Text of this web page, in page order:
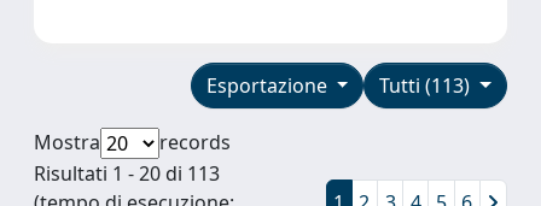
Tutti (113)
Esportazione
Mostra
records
Risultati 1 - 20 di 113